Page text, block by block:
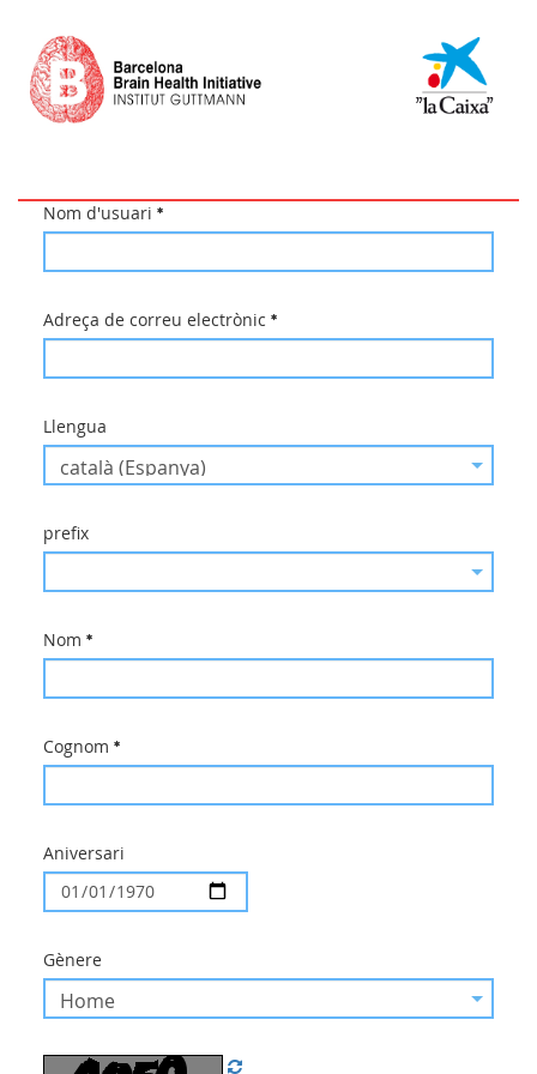
Nom d'usuari
Adreça de correu electrònic
Llengua
prefix
Nom
Cognom
Aniversari
Gènere